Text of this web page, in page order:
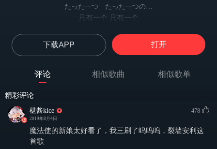
たった一つ たった一つの…
只有一个 只有一个
只有一人 只有一人
私は此処
这里只有我一人
碎如瓦砾的胸口 已然无法呼吸
どんな花を飾ればいいの？
下载APP 打开
评论 相似歌曲 相似歌单
精彩评论
椹酱kice
2019年8月4日
478
魔法使的新娘太好看了，我三刷了呜呜呜，裂墙安利这
首歌